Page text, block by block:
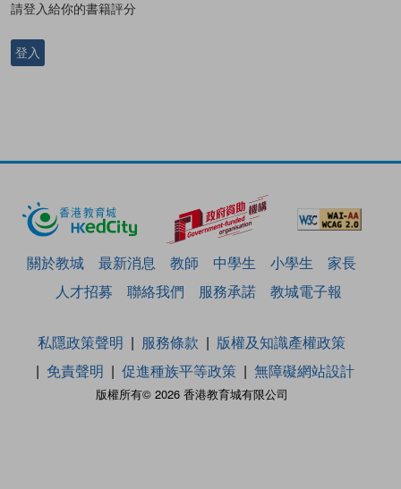
請登入給你的書籍評分
登入
關於教城 最新消息 教師 中學生 小學生
家長
人才招募
聯絡我們 服務承諾 教城電子報
版權所有© 2026 香港教育城有限公司
私隱政策聲明 服務條款
版權及知識產權政策
免責聲明
促進種族平等政策 無障礙網站設計